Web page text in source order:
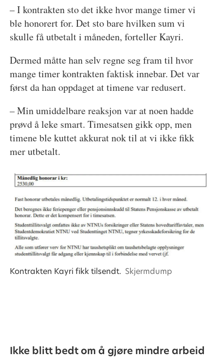
– I kontrakten sto det ikke hvor mange timer vi
ble honorert for. Det sto bare hvilken sum vi
skulle få utbetalt i måneden, forteller Kayri.
Dermed måtte han selv regne seg fram til hvor
mange timer kontrakten faktisk innebar. Det var
først da han oppdaget at timene var redusert.
– Min umiddelbare reaksjon var at noen hadde
prøvd å leke smart. Timesatsen gikk opp, men
timene ble kuttet akkurat nok til at vi ikke fikk
mer utbetalt.
Kontrakten Kayri fikk tilsendt. Skjermdump
Ikke blitt bedt om å gjøre mindre arbeid